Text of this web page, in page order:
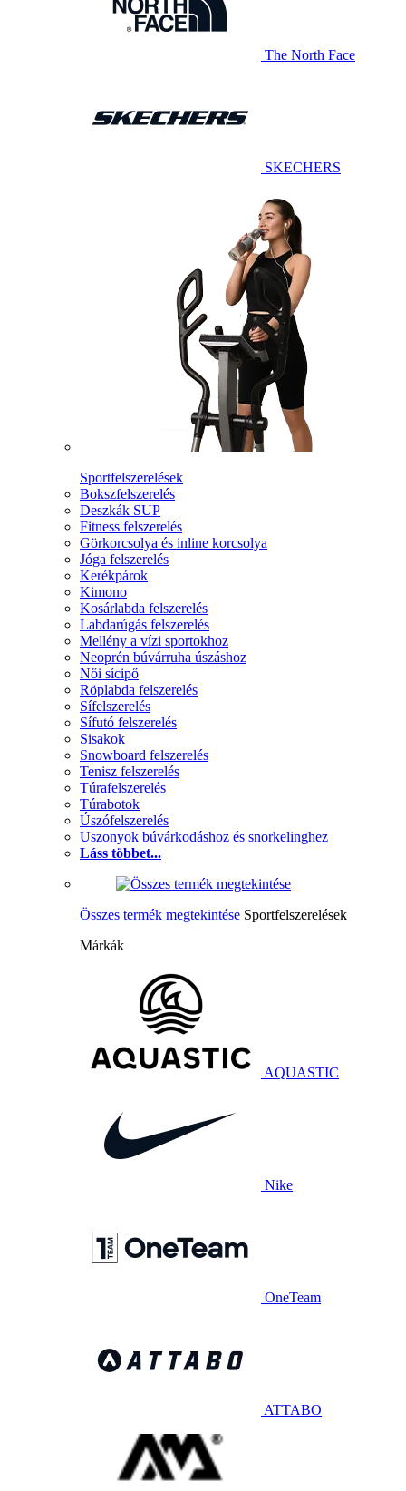
The North Face
SKECHERS
Sportfelszerelések
Bokszfelszerelés
Deszkák SUP
Fitness felszerelés
Görkorcsolya és inline korcsolya
Jóga felszerelés
Kerékpárok
Kimono
Kosárlabda felszerelés
Labdarúgás felszerelés
Mellény a vízi sportokhoz
Neoprén búvárruha úszáshoz
Női sícipő
Röplabda felszerelés
Sífelszerelés
Sífutó felszerelés
Sisakok
Snowboard felszerelés
Tenisz felszerelés
Túrafelszerelés
Túrabotok
Úszófelszerelés
Uszonyok búvárkodáshoz és snorkelinghez
Láss többet...
Összes termék megtekintése Sportfelszerelések
Márkák
AQUASTIC
Nike
OneTeam
ATTABO